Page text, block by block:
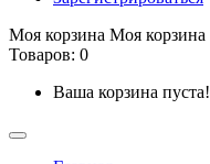
Моя корзина Моя корзина
Товаров: 0
Ваша корзина пуста!